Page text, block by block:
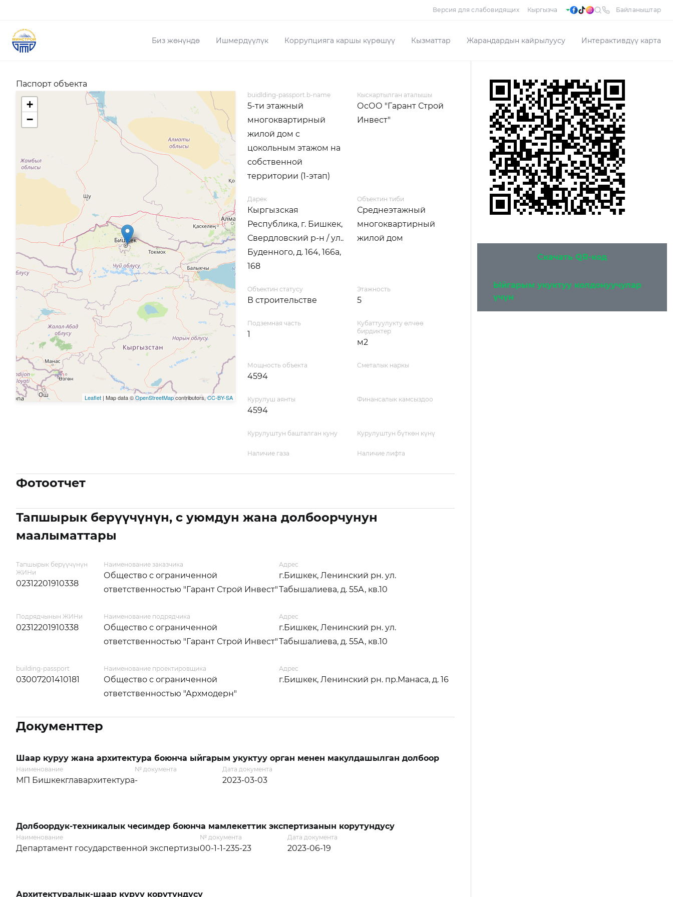
Версия для слабовидящих Байланыштар
Биз жөнүндө Ишмердүүлүк Коррупцияга каршы күрөшүү Кызматтар Жарандардын кайрылуусу Интерактивдүү карта
Паспорт объекта
+
−
Leaflet| Map data ©OpenStreetMapcontributors, CC-BY-SA
buidlding-passport.b-name
5-ти этажный
многоквартирный
жилой дом с
цокольным этажом на
собственной
территории (1-этап)
Кыскартылган аталышы
ОсОО "Гарант Строй
Инвест"
Дарек
Кыргызская
Республика, г. Бишкек,
Свердловский р-н / ул..
Буденного, д. 164, 166а,
168
Объектин тиби
Среднеэтажный
многоквартирный
жилой дом
Объектин статусу
В строительстве
Этажность
5
Подземная часть
1
Кубаттуулукту өлчөө
бирдиктер
м2
Мощность объекта
4594
Сметалык наркы
Курулуш аянты
4594
Финансалык камсыздоо
Курулуштун башталган куну Курулуштун бүткөн күнү
Наличие газа Наличие лифта
Фотоотчет
Тапшырык берүүчүнүн, с уюмдун жана долбоорчунун
маалыматтары
Тапшырык берүүчүнүн
ЖИНи
02312201910338
Наименование заказчика
Общество с ограниченной
ответственностью "Гарант Строй Инвест"
Адрес
г.Бишкек, Ленинский рн. ул.
Табышалиева, д. 55А, кв.10
Подрядчынын ЖИНи
02312201910338
Наименование подрядчика
Общество с ограниченной
ответственностью "Гарант Строй Инвест"
Адрес
г.Бишкек, Ленинский рн. ул.
Табышалиева, д. 55А, кв.10
building-passport
03007201410181
Наименование проектировщика
Общество с ограниченной
ответственностью "Архмодерн"
Адрес
г.Бишкек, Ленинский рн. пр.Манаса, д. 16
Документтер
Шаар куруу жана архитектура боюнча ыйгарым укуктуу орган менен макулдашылган долбоор
Наименование
МП Бишкекглавархитектура
№ документа
-
Дата документа
2023-03-03
Долбоордук-техникалык чесимдер боюнча мамлекеттик экспертизанын корутундусу
Наименование
Департамент государственной экспертизы
№ документа
00-1-1-235-23
Дата документа
2023-06-19
Архитектуралык-шаар куруу корутундусу
Скачать QR-код
Ыйгарым укуктуу колдонуучулар
үчүн